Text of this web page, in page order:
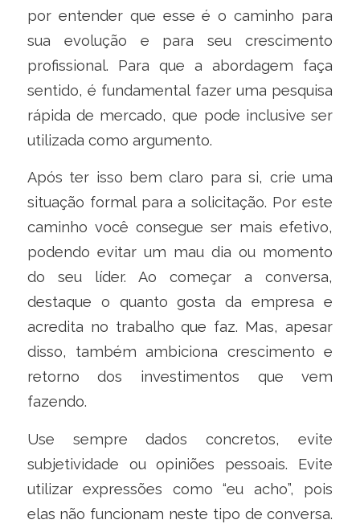
por entender que esse é o caminho para
sua evolução e para seu crescimento
profissional. Para que a abordagem faça
sentido, é fundamental fazer uma pesquisa
rápida de mercado, que pode inclusive ser
utilizada como argumento.
Após ter isso bem claro para si, crie uma
situação formal para a solicitação. Por este
caminho você consegue ser mais efetivo,
podendo evitar um mau dia ou momento
do seu líder. Ao começar a conversa,
destaque o quanto gosta da empresa e
acredita no trabalho que faz. Mas, apesar
disso, também ambiciona crescimento e
retorno dos investimentos que vem
fazendo.
Use sempre dados concretos, evite
subjetividade ou opiniões pessoais. Evite
utilizar expressões como “eu acho”, pois
elas não funcionam neste tipo de conversa.